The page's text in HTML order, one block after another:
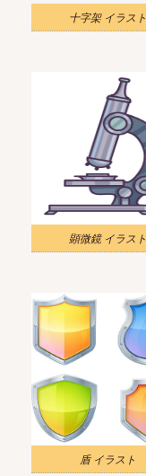
十字架 イラスト
顕微鏡 イラスト
盾 イラスト